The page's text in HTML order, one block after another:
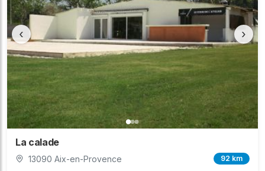
‹ ›
La calade
13090 Aix-en-Provence 92 km